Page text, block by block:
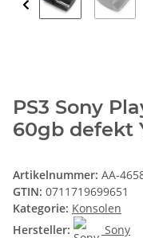
PS3 Sony
60gb defekt
Artikelnummer: AA-
GTIN: 0711719699651
Kategorie: Konsolen
Hersteller:
Sony